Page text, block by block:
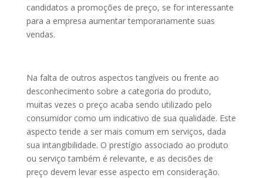
candidatos a promoções de preço, se for interessante
para a empresa aumentar temporariamente suas
vendas.
Na falta de outros aspectos tangíveis ou frente ao
desconhecimento sobre a categoria do produto,
muitas vezes o preço acaba sendo utilizado pelo
consumidor como um indicativo de sua qualidade. Este
aspecto tende a ser mais comum em serviços, dada
sua intangibilidade. O prestígio associado ao produto
ou serviço também é relevante, e as decisões de
preço devem levar esse aspecto em consideração.